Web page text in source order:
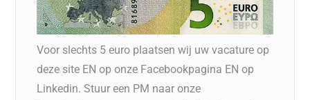
Voor slechts 5 euro plaatsen wij uw vacature op
deze site EN op onze Facebookpagina EN op
Linkedin. Stuur een PM naar onze